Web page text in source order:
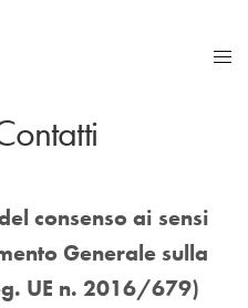
consenso ai sensi
Generale sulla
UE n. 2016/679)